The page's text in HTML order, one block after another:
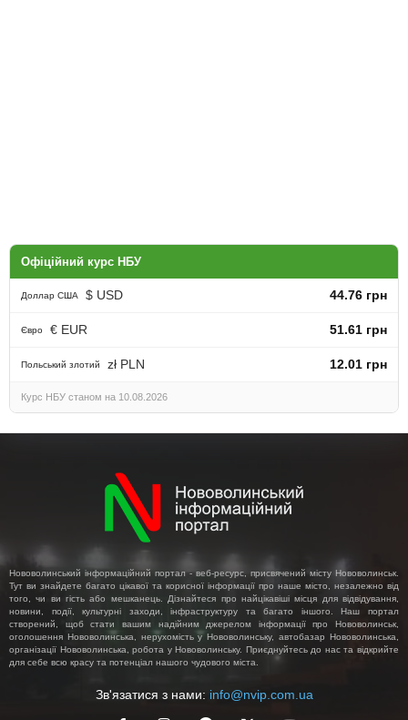
Офіційний курс НБУ
Доллар США $ USD 44.76 грн
Євро € EUR 51.61 грн
Польський злотий zł PLN 12.01 грн
Курс НБУ станом на 10.08.2026
Нововолинський інформаційний портал - веб-ресурс, присвячений місту Нововолинськ.
Тут ви знайдете багато цікавої та корисної інформації про наше місто, незалежно від
того, чи ви гість або мешканець. Дізнайтеся про найцікавіші місця для відвідування,
новини, події, культурні заходи, інфраструктуру та багато іншого. Наш портал
створений, щоб стати вашим надійним джерелом інформації про Нововолинськ,
оголошення Нововолинська, нерухомість у Нововолинську, автобазар Нововолинська,
організації Нововолинська, робота у Нововолинську. Приєднуйтесь до нас та відкрийте
для себе всю красу та потенціал нашого чудового міста.
Зв'язатися з нами: info@nvip.com.ua